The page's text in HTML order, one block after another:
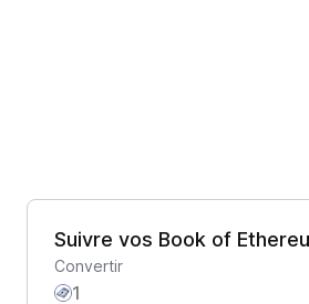
Suivre vos Book of
Convertir